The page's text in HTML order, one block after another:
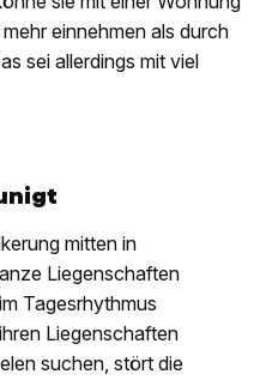
einnehmen als durch
sei allerdings mit viel
mitten in
Liegenschaften
Tagesrhythmus
Liegenschaften
suchen, stört die